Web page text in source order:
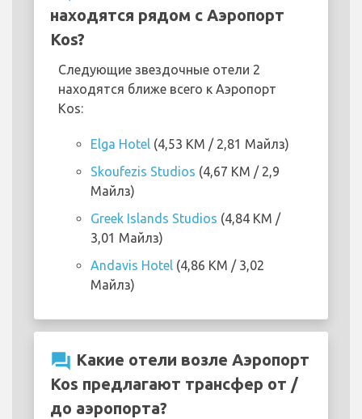
находятся рядом с Аэропорт
Kos?
Следующие звездочные отели 2
находятся ближе всего к Аэропорт
Kos:
Elga Hotel (4,53 KM / 2,81 Майлз)
Skoufezis Studios (4,67 KM / 2,9
Майлз)
Greek Islands Studios (4,84 KM /
3,01 Майлз)
Andavis Hotel (4,86 KM / 3,02
Майлз)
question_answer Какие отели возле Аэропорт
Kos предлагают трансфер от /
до аэропорта?